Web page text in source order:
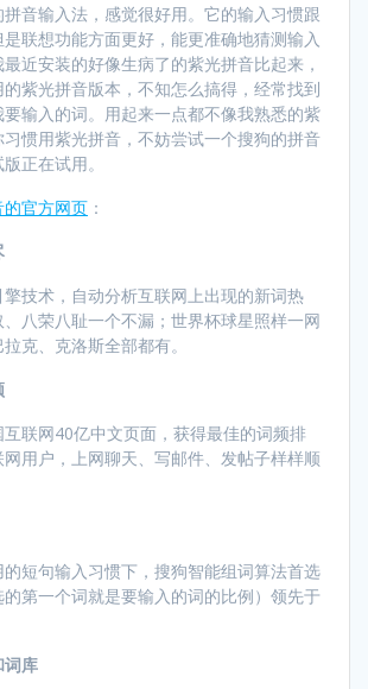
音输入法，感觉很好用。它的输入习惯跟
联想功能方面更好，能更准确地猜测输入
近安装的好像生病了的紫光拼音比起来，
紫光拼音版本，不知怎么搞得，经常找到
输入的词。用起来一点都不像我熟悉的紫
惯用紫光拼音，不妨尝试一个搜狗的拼音
正在试用。
官方网页 ：
技术，自动分析互联网上出现的新词热
八荣八耻一个不漏；世界杯球星照样一网
克、克洛斯全部都有。
联网40亿中文页面，获得最佳的词频排
用户，上网聊天、写邮件、发帖子样样顺
短句输入习惯下，搜狗智能组词算法首选
第一个词就是要输入的词的比例）领先于
词库